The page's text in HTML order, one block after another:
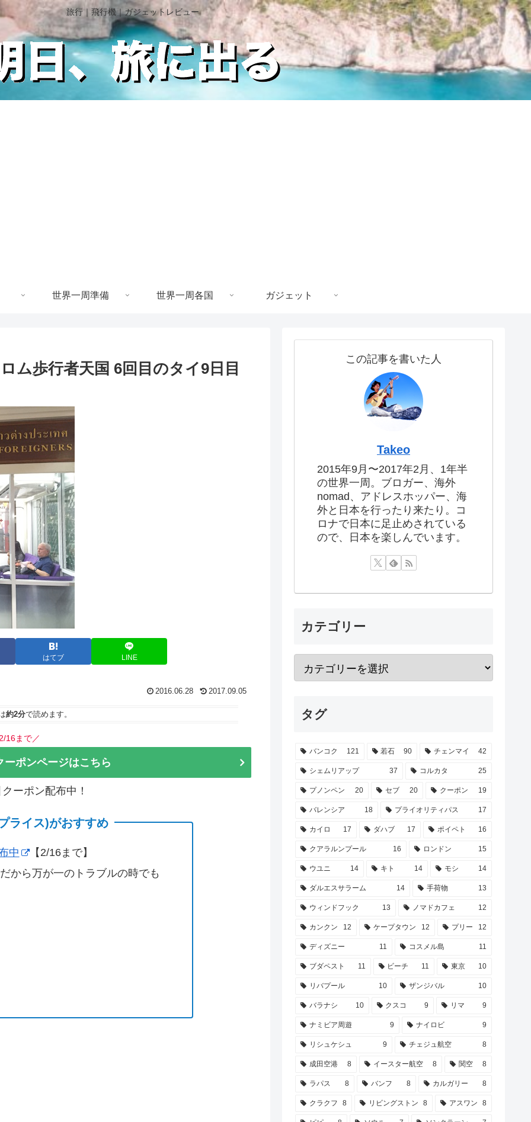
旅行｜飛行機｜ガジェットレビュー
世界一周準備 世界一周各国 ガジェット
ム歩行者天国 6回目のタイ9日目
はてブ LINE
2016.06.28 2017.09.05
約2分で読めます。
16まで／
ーポンページはこちら
ーポン配布中！
ライス)がおすすめ
中
【2/16まで】
から万が一のトラブルの時でも
この記事を書いた人
Takeo
2015年9月〜2017年2月、1年半
の世界一周。ブロガー、海外
nomad、アドレスホッパー、海
外と日本を行ったり来たり。コ
ロナで日本に足止めされている
ので、日本を楽しんでいます。
カテゴリー
タグ
バンコク 121 若石 90 チェンマイ 42
シェムリアップ 37 コルカタ 25
プノンペン 20 セブ 20 クーポン 19
バレンシア 18 プライオリティパス 17
カイロ 17 ダハブ 17 ポイペト 16
クアラルンプール 16 ロンドン 15
ウユニ 14 キト 14 モシ 14
ダルエスサラーム 14 手荷物 13
ウィンドフック 13 ノマドカフェ 12
カンクン 12 ケープタウン 12 プリー 12
ディズニー 11 コスメル島 11
ブダペスト 11 ビーチ 11 東京 10
リバプール 10 ザンジバル 10
バラナシ 10 クスコ 9 リマ 9
ナミビア周遊 9 ナイロビ 9
リシュケシュ 9 チェジュ航空 8
成田空港 8 イースター航空 8 関空 8
ラパス 8 バンフ 8 カルガリー 8
クラクフ 8 リビングストン 8 アスワン 8